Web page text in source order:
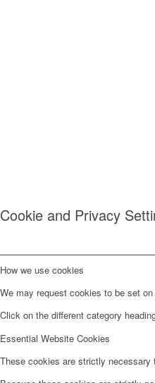
Cookie and Privacy
How we use cookies
We may request cookies to be set
Click on the different category
Essential Website Cookies
These cookies are strictly